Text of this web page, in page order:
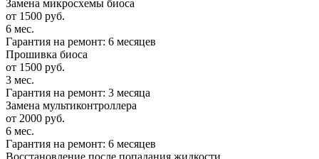
Замена микросхемы биоса
от 1500 руб.
6 мес.
Гарантия на ремонт: 6 месяцев
Прошивка биоса
от 1500 руб.
3 мес.
Гарантия на ремонт: 3 месяца
Замена мультиконтроллера
от 2000 руб.
6 мес.
Гарантия на ремонт: 6 месяцев